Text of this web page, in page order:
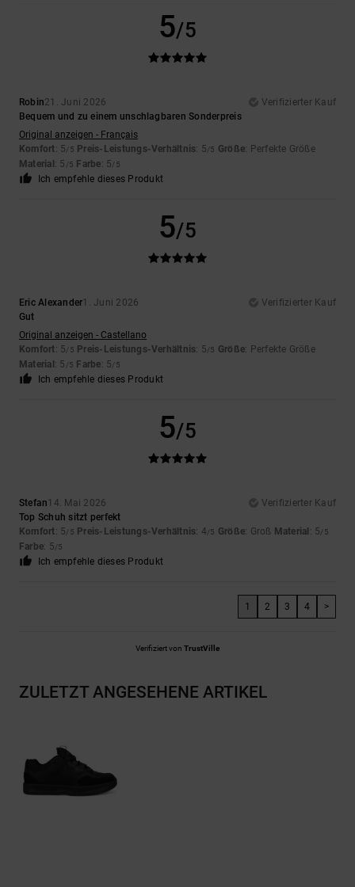
5/5
Robin21. Juni 2026
Verifizierter Kauf
Bequem und zu einem unschlagbaren Sonderpreis
Original anzeigen - Français
Komfort: 5/5 Preis-Leistungs-Verhältnis: 5/5 Größe: Perfekte Größe
Material : 5 /5 Farbe: 5/5
Ich empfehle dieses Produkt
5/5
Eric Alexander1. Juni 2026
Verifizierter Kauf
Gut
Original anzeigen - Castellano
Komfort: 5/5 Preis-Leistungs-Verhältnis: 5/5 Größe: Perfekte Größe
Material : 5 /5 Farbe: 5/5
Ich empfehle dieses Produkt
5/5
Stefan14. Mai 2026
Verifizierter Kauf
Top Schuh sitzt perfekt
Komfort: 5/5 Preis-Leistungs-Verhältnis: 4/5 Größe: Groß Material : 5/5
Farbe: 5/5
Ich empfehle dieses Produkt
1 2 3 4 >
Verifiziert von TrustVille
ZULETZT ANGESEHENE ARTIKEL